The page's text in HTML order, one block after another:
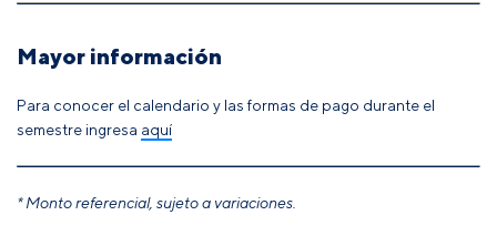
Mayor información
Para conocer el calendario y las formas de pago durante el
semestre ingresa aquí
* Monto referencial, sujeto a variaciones.